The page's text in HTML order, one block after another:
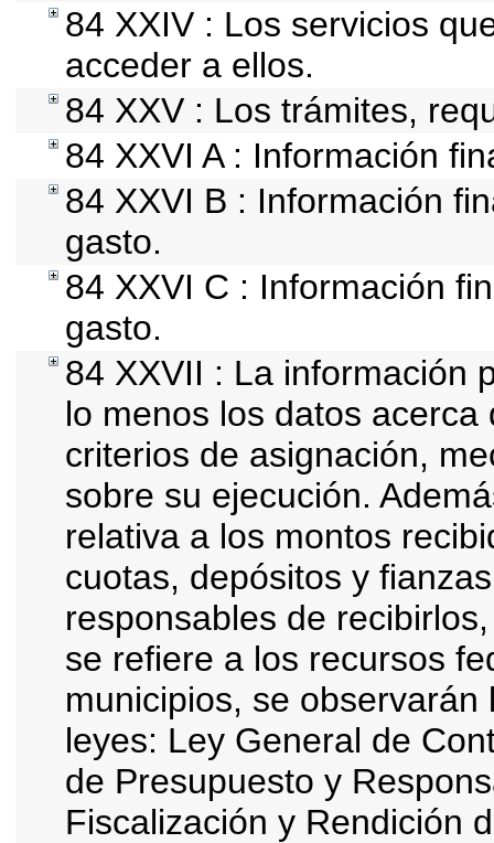
84 XXIV : Los servicios
acceder a ellos.
84 XXV : Los trámites,
84 XXVI A : Información
84 XXVI B : Información
gasto.
84 XXVI C : Información
gasto.
84 XXVII : La información
lo menos los datos
criterios de asignación,
sobre su ejecución.
relativa a los montos
cuotas, depósitos y
responsables de
se refiere a los recursos
municipios, se
leyes: Ley General de
de Presupuesto y
Fiscalización y Rendición